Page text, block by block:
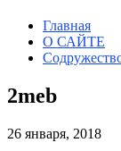
Главная
О САЙТЕ
2meb
26 января, 2018